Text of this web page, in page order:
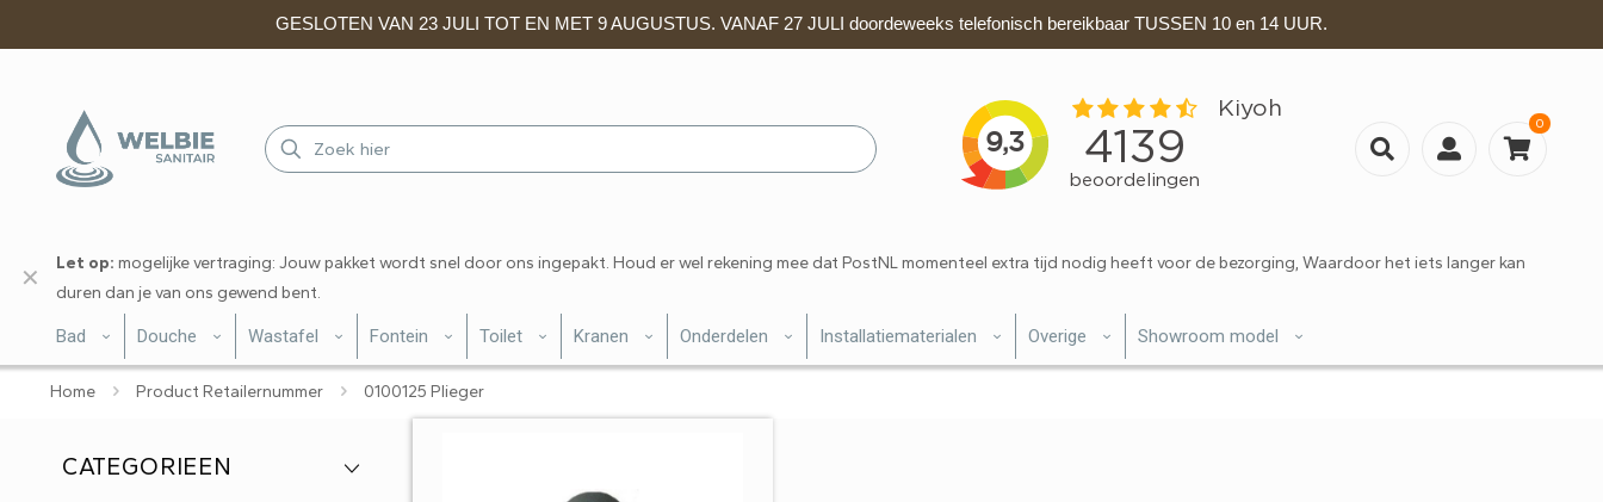
GESLOTEN VAN 23 JULI TOT EN MET 9 AUGUSTUS. VANAF 27 JULI doordeweeks telefonisch bereikbaar TUSSEN 10 en 14 UUR.
0
Let op: mogelijke vertraging: Jouw pakket wordt snel door ons ingepakt. Houd er wel rekening mee dat PostNL momenteel extra tijd nodig heeft voor de bezorging, Waardoor het iets langer kan
duren dan je van ons gewend bent.
✕
Bad Douche Wastafel Fontein Toilet Kranen Onderdelen Installatiematerialen Overige Showroom model
Home Product Retailernummer 0100125 Plieger
CATEGORIEEN